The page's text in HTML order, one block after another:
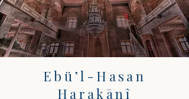
Ebü’l-Hasan
Harakānî